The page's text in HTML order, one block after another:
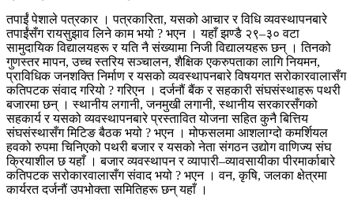
तपाईं पेशाले पत्रकार । पत्रकारिता, यसको आचार र विधि व्यवस्थापनबारे
तपाईंसँग रायसुझाव लिने काम भयो ? भएन । यहाँ झण्डै २९–३० वटा
सामुदायिक विद्यालयहरू र यति नै संख्यामा निजी विद्यालयहरू छन् । तिनको
गुणस्तर मापन, उच्च स्तरिय सञ्चालन, शैक्षिक एकरुपताका लागि नियमन,
प्राविधिक जनशक्ति निर्माण र यसको व्यवस्थापनबारे विषयगत सरोकारवालासँग
कतिपटक संवाद गरियो ? गरिएन । दर्जनौं बैंक र सहकारी संघसंस्थाहरू पथरी
बजारमा छन् । स्थानीय लगानी, जनमुखी लगानी, स्थानीय सरकारसँगको
सहकार्य र यसको व्यवस्थापनबारे प्रस्तावित योजना सहित कुनै बित्तिय
संघसंस्थासँग मिटिङ बैठक भयो ? भएन । मोफसलमा आशलाग्दो कमर्शियल
हवको रुपमा चिनिएको पथरी बजार र यसको नेता संगठन उद्योग वाणिज्य संघ
क्रियाशील छ यहाँ । बजार व्यवस्थापन र व्यापारी–व्यावसायीका पीरमार्काबारे
कतिपटक सरोकारवालासँग संवाद भयो ? भएन । वन, कृषि, जलका क्षेत्रमा
कार्यरत दर्जनौं उपभोक्ता समितिहरू छन् यहाँ ।